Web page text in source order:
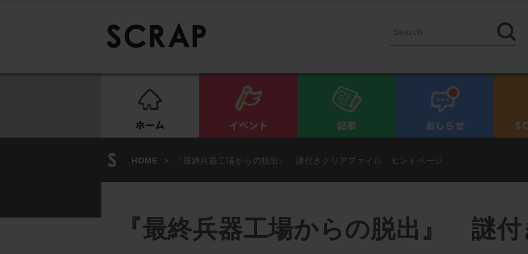
HOME > 『最終兵器工場からの脱出』 謎付きクリアファイル ヒントページ
『最終兵器工場からの脱出』 謎